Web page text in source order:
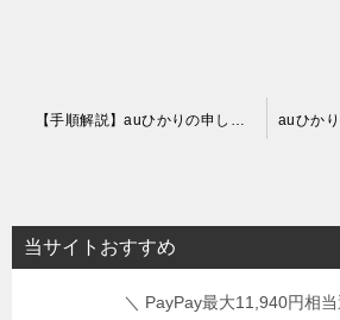
ビ
ゲ
【手順解説】auひかりの申し込みから開通までの流れ
当サイトおすすめ
＼ PayPay最大11,940円相